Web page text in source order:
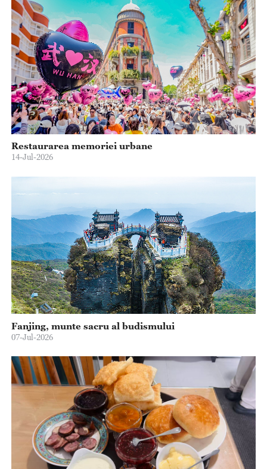
Restaurarea memoriei urbane
14-Jul-2026
Fanjing, munte sacru al budismului
07-Jul-2026